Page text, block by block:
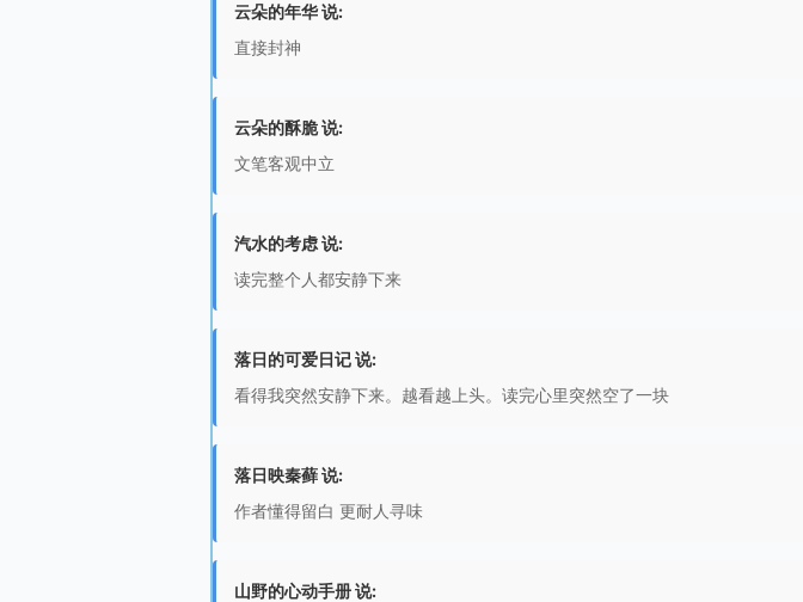
云朵的年华 说:
直接封神
云朵的酥脆 说:
文笔客观中立
汽水的考虑 说:
读完整个人都安静下来
落日的可爱日记 说:
看得我突然安静下来。越看越上头。读完心里突然空了一块
落日映秦藓 说:
作者懂得留白 更耐人寻味
山野的心动手册 说: